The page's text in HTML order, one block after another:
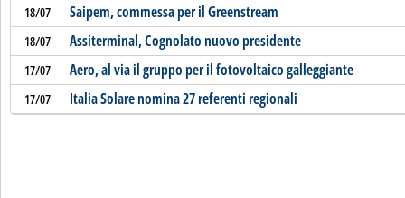
18/07 Saipem, commessa per il Greenstream
18/07 Assiterminal, Cognolato nuovo presidente
17/07 Aero, al via il gruppo per il fotovoltaico galleggiante
17/07 Italia Solare nomina 27 referenti regionali